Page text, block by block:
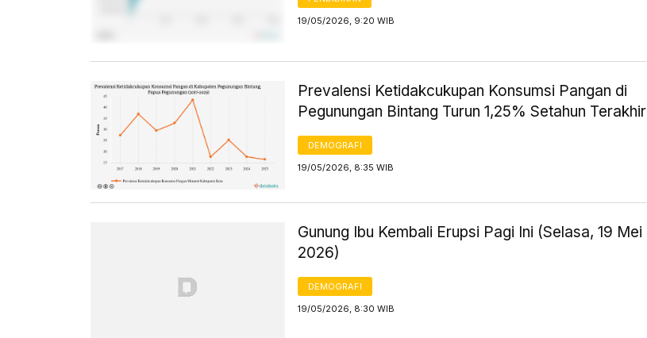
19/05/2026, 9:20 WIB
Prevalensi Ketidakcukupan Konsumsi Pangan di
Pegunungan Bintang Turun 1,25% Setahun Terakhir
DEMOGRAFI
19/05/2026, 8:35 WIB
Gunung Ibu Kembali Erupsi Pagi Ini (Selasa, 19 Mei
2026)
DEMOGRAFI
19/05/2026, 8:30 WIB